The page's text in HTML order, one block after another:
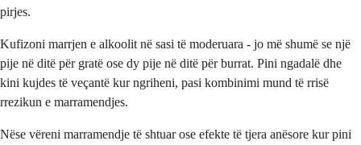
pirjes.
Kufizoni marrjen e alkoolit në sasi të moderuara - jo më shumë se një
pije në ditë për gratë ose dy pije në ditë për burrat. Pini ngadalë dhe
kini kujdes të veçantë kur ngriheni, pasi kombinimi mund të rrisë
rrezikun e marramendjes.
Nëse vëreni marramendje të shtuar ose efekte të tjera anësore kur pini